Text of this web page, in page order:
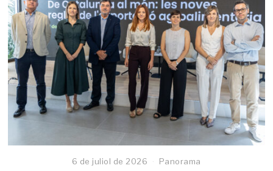
6 de juliol de 2026 Panorama